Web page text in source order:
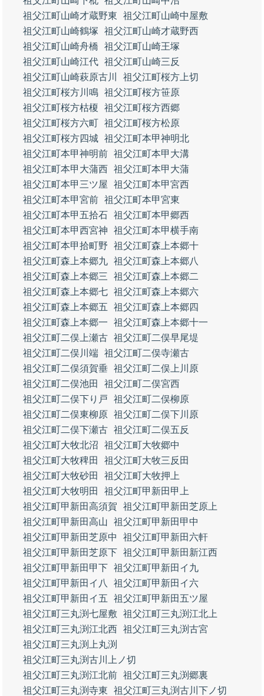
祖父江町山崎才蔵野東
祖父江町山崎中屋敷
祖父江町山崎鶴塚
祖父江町山崎才蔵野西
祖父江町山崎舟橋
祖父江町山崎王塚
祖父江町山崎江代 祖父江町山崎三反
祖父江町山崎萩原古川
祖父江町桜方上切
祖父江町桜方川鳴 祖父江町桜方笹原
祖父江町桜方枯榎
祖父江町桜方西郷
祖父江町桜方六町 祖父江町桜方松原
祖父江町桜方四城 祖父江町本甲神明北
祖父江町本甲神明前 祖父江町本甲大溝
祖父江町本甲大蒲西 祖父江町本甲大蒲
祖父江町本甲三ツ屋
祖父江町本甲宮西
祖父江町本甲宮前 祖父江町本甲宮東
祖父江町本甲五拾石 祖父江町本甲郷西
祖父江町本甲西宮神
祖父江町本甲横手南
祖父江町本甲拾町野
祖父江町森上本郷十
祖父江町森上本郷九 祖父江町森上本郷八
祖父江町森上本郷三
祖父江町森上本郷二
祖父江町森上本郷七 祖父江町森上本郷六
祖父江町森上本郷五
祖父江町森上本郷四
祖父江町森上本郷一
祖父江町森上本郷十一
祖父江町二俣上瀬古 祖父江町二俣早尾堤
祖父江町二俣川端 祖父江町二俣寺瀬古
祖父江町二俣須賀垂 祖父江町二俣上川原
祖父江町二俣池田
祖父江町二俣宮西
祖父江町二俣下り戸
祖父江町二俣柳原
祖父江町二俣東柳原 祖父江町二俣下川原
祖父江町二俣下瀬古 祖父江町二俣五反
祖父江町大牧北沼
祖父江町大牧郷中
祖父江町大牧稗田
祖父江町大牧三反田
祖父江町大牧砂田
祖父江町大牧押上
祖父江町大牧明田
祖父江町甲新田甲上
祖父江町甲新田高須賀
祖父江町甲新田芝原上
祖父江町甲新田高山
祖父江町甲新田甲中
祖父江町甲新田芝原中
祖父江町甲新田六軒
祖父江町甲新田芝原下 祖父江町甲新田新江西
祖父江町甲新田甲下 祖父江町甲新田イ九
祖父江町甲新田イ八
祖父江町甲新田イ六
祖父江町甲新田イ五
祖父江町甲新田五ツ屋
祖父江町三丸渕七屋敷
祖父江町三丸渕江北上
祖父江町三丸渕江北西 祖父江町三丸渕古宮
祖父江町三丸渕上丸渕
祖父江町三丸渕古川上ノ切
祖父江町三丸渕江北前 祖父江町三丸渕郷裏
祖父江町三丸渕寺東
祖父江町三丸渕古川下ノ切